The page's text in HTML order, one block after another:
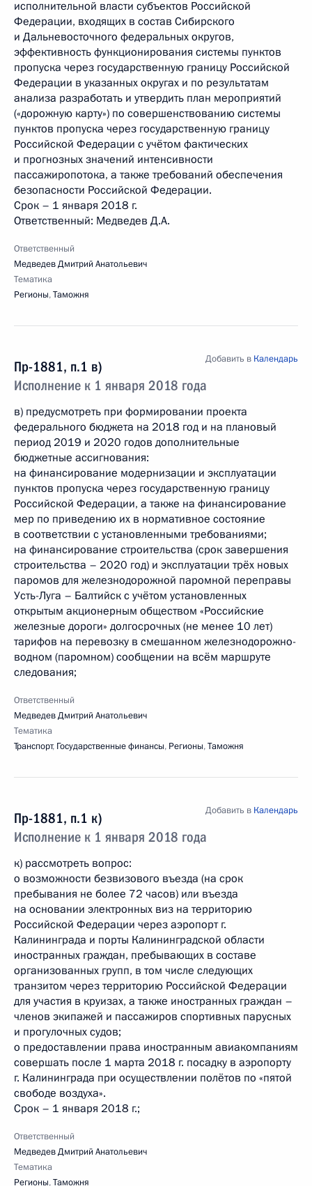
исполнительной власти субъектов Российской
Федерации, входящих в состав Сибирского
и Дальневосточного федеральных округов,
эффективность функционирования системы пунктов
пропуска через государственную границу Российской
Федерации в указанных округах и по результатам
анализа разработать и утвердить план мероприятий
(«дорожную карту») по совершенствованию системы
пунктов пропуска через государственную границу
Российской Федерации с учётом фактических
и прогнозных значений интенсивности
пассажиропотока, а также требований обеспечения
безопасности Российской Федерации.
Срок – 1 января 2018 г.
Ответственный: Медведев Д.А.
Ответственный
Медведев Дмитрий Анатольевич
Тематика
Регионы,Таможня
Пр-1881, п.1 в)
Исполнение к 1 января 2018 года
Добавить в Календарь
в) предусмотреть при формировании проекта
федерального бюджета на 2018 год и на плановый
период 2019 и 2020 годов дополнительные
бюджетные ассигнования:
на финансирование модернизации и эксплуатации
пунктов пропуска через государственную границу
Российской Федерации, а также на финансирование
мер по приведению их в нормативное состояние
в соответствии с установленными требованиями;
на финансирование строительства (срок завершения
строительства – 2020 год) и эксплуатации трёх новых
паромов для железнодорожной паромной переправы
Усть-Луга – Балтийск с учётом установленных
открытым акционерным обществом «Российские
железные дороги» долгосрочных (не менее 10 лет)
тарифов на перевозку в смешанном железнодорожно-
водном (паромном) сообщении на всём маршруте
следования;
Ответственный
Медведев Дмитрий Анатольевич
Тематика
Транспорт, Государственные финансы, Регионы,Таможня
Пр-1881, п.1 к)
Исполнение к 1 января 2018 года
Добавить в Календарь
к) рассмотреть вопрос:
о возможности безвизового въезда (на срок
пребывания не более 72 часов) или въезда
на основании электронных виз на территорию
Российской Федерации через аэропорт г.
Калининграда и порты Калининградской области
иностранных граждан, пребывающих в составе
организованных групп, в том числе следующих
транзитом через территорию Российской Федерации
для участия в круизах, а также иностранных граждан –
членов экипажей и пассажиров спортивных парусных
и прогулочных судов;
о предоставлении права иностранным авиакомпаниям
совершать после 1 марта 2018 г. посадку в аэропорту
г. Калининграда при осуществлении полётов по «пятой
свободе воздуха».
Срок – 1 января 2018 г.;
Ответственный
Медведев Дмитрий Анатольевич
Тематика
Регионы,Таможня